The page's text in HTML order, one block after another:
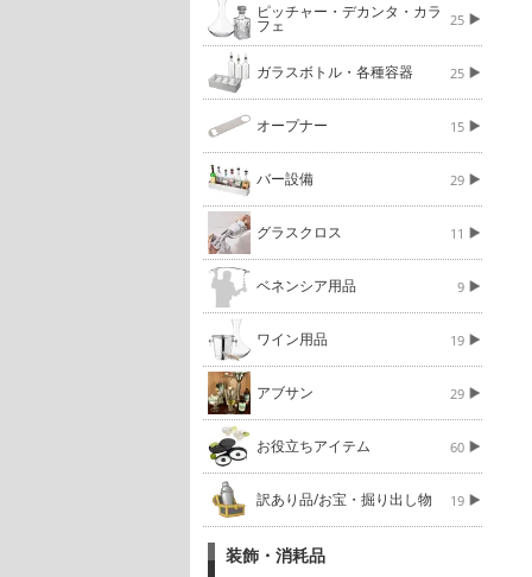
ピッチャー・デカンタ・カラ
フェ 25
ガラスボトル・各種容器 25
オープナー 15
バー設備 29
グラスクロス 11
ベネンシア用品 9
ワイン用品 19
アブサン 29
お役立ちアイテム 60
訳あり品/お宝・掘り出し物 19
装飾・消耗品